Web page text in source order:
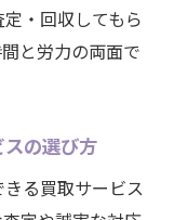
・回収してもら
と労力の両面で
の選び方
る買取サービス